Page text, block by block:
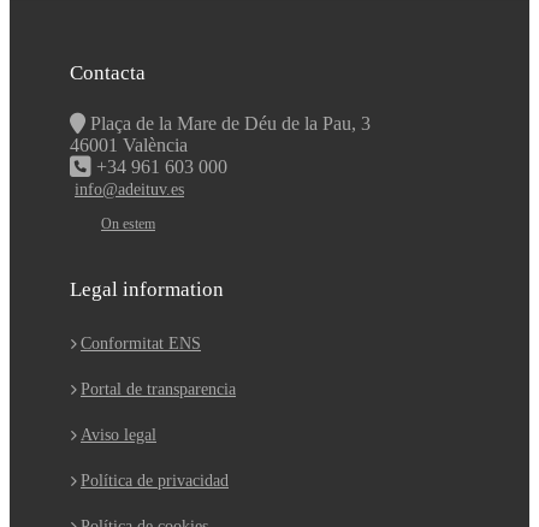
Contacta
Plaça de la Mare de Déu de la Pau, 3
46001 València
+34 961 603 000
info@adeituv.es
On estem
Legal information
Conformitat ENS
Portal de transparencia
Aviso legal
Política de privacidad